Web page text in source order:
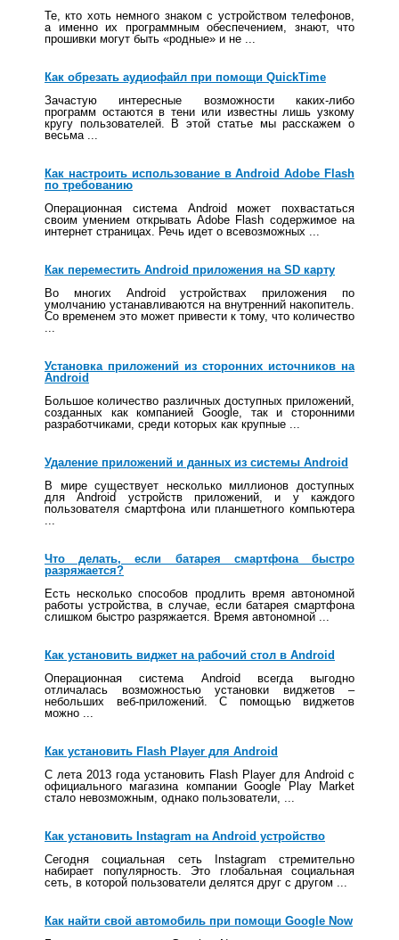
Те, кто хоть немного знаком с устройством телефонов,
а именно их программным обеспечением, знают, что
прошивки могут быть «родные» и не ...
Как обрезать аудиофайл при помощи QuickTime
Зачастую интересные возможности каких-либо
программ остаются в тени или известны лишь узкому
кругу пользователей. В этой статье мы расскажем о
весьма ...
Как настроить использование в Android Adobe Flash
по требованию
Операционная система Android может похвастаться
своим умением открывать Adobe Flash содержимое на
интернет страницах. Речь идет о всевозможных ...
Как переместить Android приложения на SD карту
Во многих Android устройствах приложения по
умолчанию устанавливаются на внутренний накопитель.
Со временем это может привести к тому, что количество
...
Установка приложений из сторонних источников на
Android
Большое количество различных доступных приложений,
созданных как компанией Google, так и сторонними
разработчиками, среди которых как крупные ...
Удаление приложений и данных из системы Android
В мире существует несколько миллионов доступных
для Android устройств приложений, и у каждого
пользователя смартфона или планшетного компьютера
...
Что делать, если батарея смартфона быстро
разряжается?
Есть несколько способов продлить время автономной
работы устройства, в случае, если батарея смартфона
слишком быстро разряжается. Время автономной ...
Как установить виджет на рабочий стол в Android
Операционная система Android всегда выгодно
отличалась возможностью установки виджетов –
небольших веб-приложений. С помощью виджетов
можно ...
Как установить Flash Player для Android
C лета 2013 года установить Flash Player для Android с
официального магазина компании Google Play Market
стало невозможным, однако пользователи, ...
Как установить Instagram на Android устройство
Сегодня социальная сеть Instagram стремительно
набирает популярность. Это глобальная социальная
сеть, в которой пользователи делятся друг с другом ...
Как найти свой автомобиль при помощи Google Now